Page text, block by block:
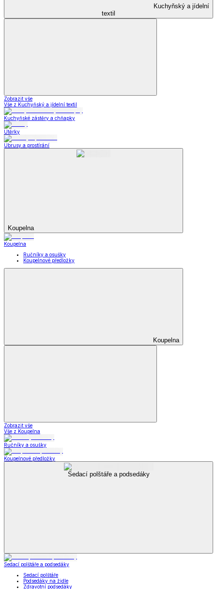
Kuchyňský a jídelní
textil
Zobrazit vše
Vše z Kuchyňský a jídelní textil
Kuchyňské zástěry a chňapky
Utěrky
Ubrusy a prostírání
Koupelna
Koupelna
Ručníky a osušky
Koupelnové předložky
Koupelna
Zobrazit vše
Vše z Koupelna
Ručníky a osušky
Koupelnové předložky
Sedací polštáře a podsedáky
Sedací polštáře a podsedáky
Sedací polštáře
Podsedáky na židle
Zdravotní podsedáky